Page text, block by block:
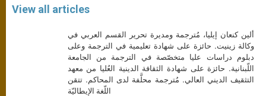
View all articles
ألين كنعان إيليا، مُترجمة ومديرة تحرير القسم العربي في
وكالة زينيت. حائزة على شهادة تعليمية في الترجمة وعلى
دبلوم دراسات عليا متخصّصة في الترجمة من الجامعة
اللّبنانية. حائزة على شهادة الثقافة الدينية العُليا من معهد
التثقيف الديني العالي. مُترجمة محلَّفة لدى المحاكم. تتقن
اللّغة الإيطاليّة